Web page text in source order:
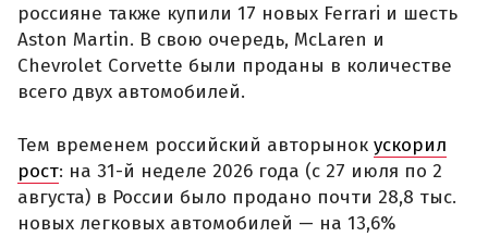
россияне также купили 17 новых Ferrari и шесть
Aston Martin. В свою очередь, McLaren и
Chevrolet Corvette были проданы в количестве
всего двух автомобилей.
Тем временем российский авторынок ускорил
рост: на 31-й неделе 2026 года (с 27 июля по 2
августа) в России было продано почти 28,8 тыс.
новых легковых автомобилей — на 13,6%